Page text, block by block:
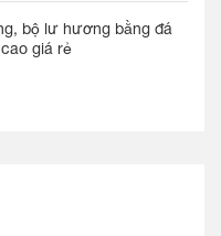
bộ lư hương bằng đá
giá rẻ